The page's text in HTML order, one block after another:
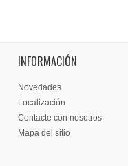
INFORMACIÓN
Novedades
Localización
Contacte con nosotros
Mapa del sitio